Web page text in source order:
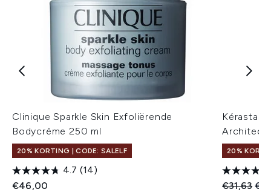
Clinique Sparkle Skin Exfoliërende
Bodycrème 250 ml
20% KORTING | CODE: SALELF
4.7 (14)
€46,00
20%
€31,63